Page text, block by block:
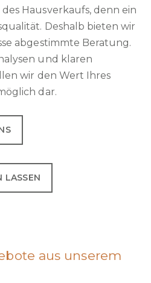
Hausverkaufs, denn ein
Deshalb bieten wir
abgestimmte Beratung.
und klaren
wir den Wert Ihres
dar.
LASSEN
aus unserem